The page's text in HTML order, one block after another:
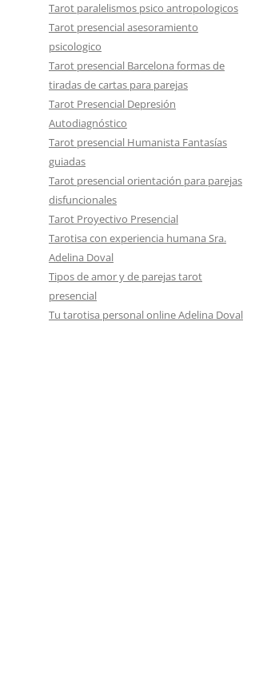
Tarot paralelismos psico antropologicos
Tarot presencial asesoramiento
psicologico
Tarot presencial Barcelona formas de
tiradas de cartas para parejas
Tarot Presencial Depresión
Autodiagnóstico
Tarot presencial Humanista Fantasías
guiadas
Tarot presencial orientación para parejas
disfuncionales
Tarot Proyectivo Presencial
Tarotisa con experiencia humana Sra.
Adelina Doval
Tipos de amor y de parejas tarot
presencial
Tu tarotisa personal online Adelina Doval